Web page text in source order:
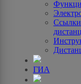
Ссылки
ГИА